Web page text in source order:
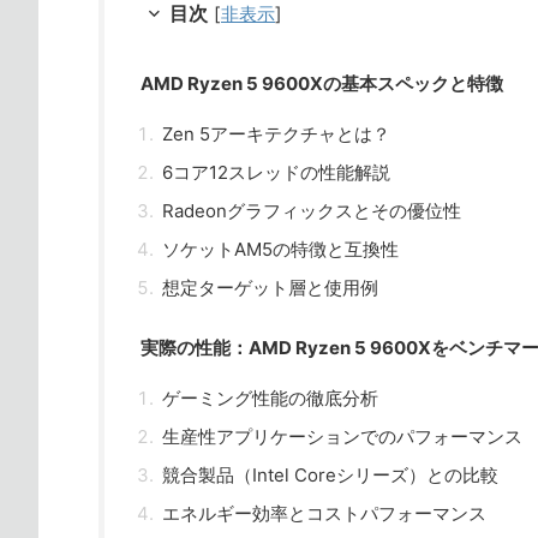
目次 [非表示]
AMD Ryzen 5 9600Xの基本スペックと特徴
Zen 5アーキテクチャとは？
6コア12スレッドの性能解説
Radeonグラフィックスとその優位性
ソケットAM5の特徴と互換性
想定ターゲット層と使用例
実際の性能：AMD Ryzen 5 9600Xをベンチマ
ゲーミング性能の徹底分析
生産性アプリケーションでのパフォーマンス
競合製品（Intel Coreシリーズ）との比較
エネルギー効率とコストパフォーマンス